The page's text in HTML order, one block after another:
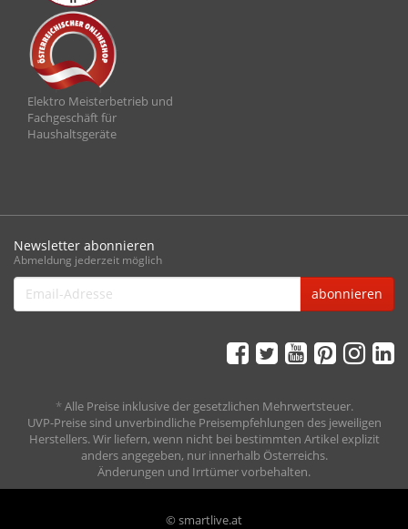
Elektro Meisterbetrieb und
Fachgeschäft für
Haushaltsgeräte
Newsletter abonnieren
Abmeldung jederzeit möglich
Email-
Adresse
abonnieren
*Alle Preise inklusive der gesetzlichen Mehrwertsteuer.
UVP-Preise sind unverbindliche Preisempfehlungen des jeweiligen
Herstellers. Wir liefern, wenn nicht bei bestimmten Artikel explizit
anders angegeben, nur innerhalb Österreichs.
Änderungen und Irrtümer vorbehalten.
© smartlive.at